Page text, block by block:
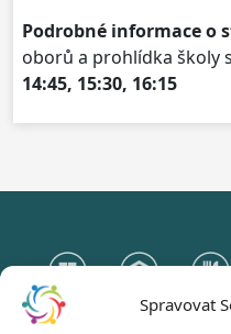
Spravovat
Podrobné informace o
oborů a prohlídka školy
14:45, 15:30, 16:15